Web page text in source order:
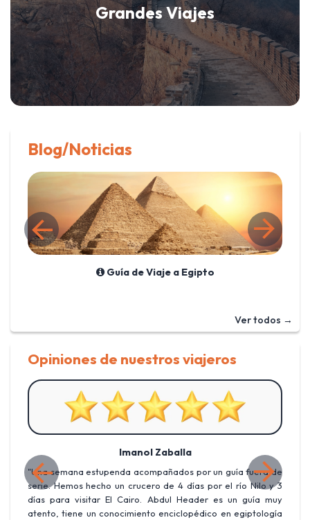
Grandes Viajes
Blog/Noticias
Guía de Viaje a Egipto
Ver todos →
Opiniones de nuestros viajeros
Imanol Zaballa
"Una semana estupenda acompañados por un guía fuera de
serie. Hemos hecho un crucero de 4 días por el río Nilo y 3
días para visitar El Cairo. Abdul Header es un guía muy
atento, tiene un conocimiento enciclopédico en egiptología